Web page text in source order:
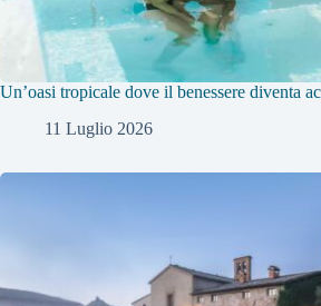
Un’oasi tropicale dove il benessere diventa
11 Luglio 2026